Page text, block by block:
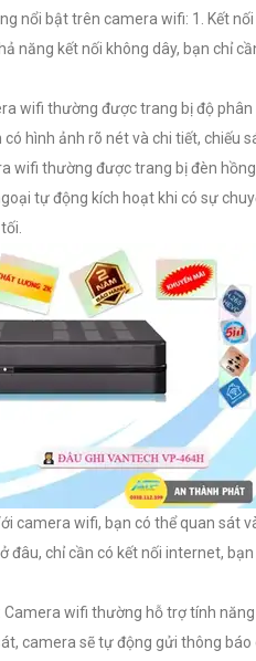
nổi bật trên camera wifi: 1. Kết
năng kết nối không dây, bạn chỉ
wifi thường được trang bị độ
hình ảnh rõ nét và chi tiết, chiếu
wifi thường được trang bị đèn
tự động kích hoạt khi có sự
camera wifi, bạn có thể quan sát
đâu, chỉ cần có kết nối internet,
Camera wifi thường hỗ trợ tính
camera sẽ tự động gửi thông